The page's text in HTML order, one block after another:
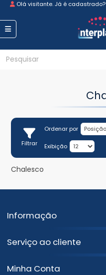
Olá visitante. Já é cadastrado?
Filtrar
Ordenar por
Exibição
Chalesco
Informação
Serviço ao cliente
Minha Conta